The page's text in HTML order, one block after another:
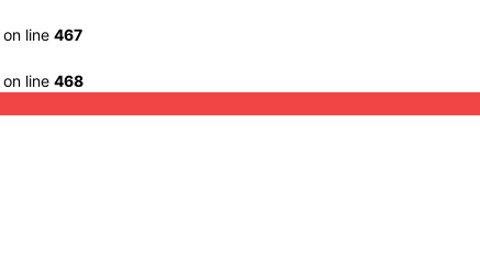
on line 467
on line 468